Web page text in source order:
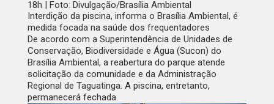
18h | Foto: Divulgação/Brasília Ambiental
Interdição da piscina, informa o Brasília Ambiental, é
medida focada na saúde dos frequentadores
De acordo com a Superintendência de Unidades de
Conservação, Biodiversidade e Água (Sucon) do
Brasília Ambiental, a reabertura do parque atende
solicitação da comunidade e da Administração
Regional de Taguatinga. A piscina, entretanto,
permanecerá fechada.